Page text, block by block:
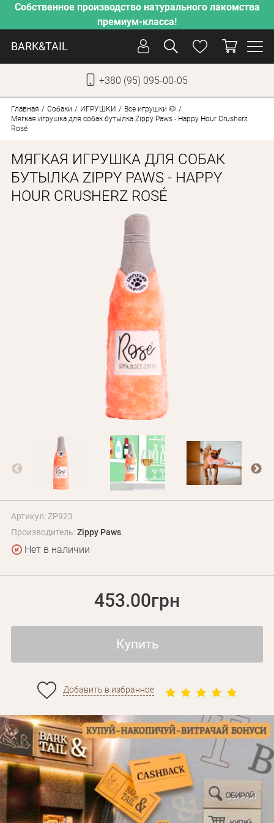
Собственное производство натурального лакомства
премиум-класса!
BARK&TAIL
+380 (95) 095-00-05
ЗАБОТА
ОТ ЖАРЫ
НАШЕ ПРОИЗВОДСТВО
НОВИНКИ
АКЦИИ
ДЛЯ КОТОВ
Оплата и доставка
Программа лояльности
О Нас
Оптовым клиентам
Контакты
+380 (95) 095-00-05
Главная Собаки ИГРУШКИ
Все игрушки 🐶
Мягкая игрушка для собак бутылка Zippy Paws - Happy Hour Crusherz
Rosé
МЯГКАЯ ИГРУШКА ДЛЯ СОБАК
БУТЫЛКА ZIPPY PAWS - HAPPY
HOUR CRUSHERZ ROSÉ
Артикул: ZP923
Производитель:Zippy Paws
Нет в наличии
453.00грн
Купить
Добавить в избранное